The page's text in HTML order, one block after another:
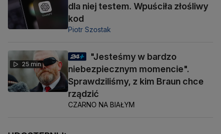
dla niej testem. Wpuściła złośliwy
kod
Piotr Szostak
25 min
"Jesteśmy w bardzo
niebezpiecznym momencie".
Sprawdziliśmy, z kim Braun chce
rządzić
CZARNO NA BIAŁYM